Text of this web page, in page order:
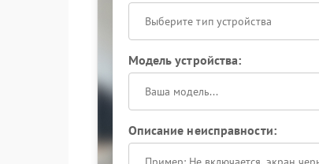
Выберите тип устройства
Модель устройства:
Описание неисправности: